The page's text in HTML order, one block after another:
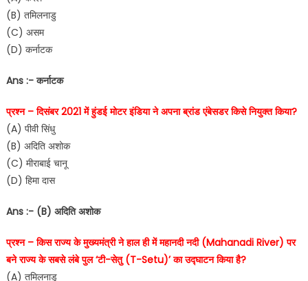
(B) तमिलनाडु
(C) असम
(D) कर्नाटक
Ans :- कर्नाटक
प्रश्न – दिसंबर 2021 में हुंडई मोटर इंडिया ने अपना ब्रांड एंबेसडर किसे नियुक्त किया?
(A) पीवी सिंधु
(B) अदिति अशोक
(C) मीराबाई चानू
(D) हिमा दास
Ans :- (B) अदिति अशोक
प्रश्न – किस राज्य के मुख्यमंत्री ने हाल ही में महानदी नदी (Mahanadi River) पर
बने राज्य के सबसे लंबे पुल ‘टी-सेतु (T-Setu)’ का उद्घाटन किया है?
(A) तमिलनाडु